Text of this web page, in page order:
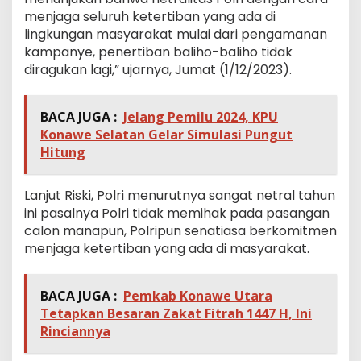
menjaga seluruh ketertiban yang ada di
lingkungan masyarakat mulai dari pengamanan
kampanye, penertiban baliho-baliho tidak
diragukan lagi,” ujarnya, Jumat (1/12/2023).
BACA JUGA : Jelang Pemilu 2024, KPU
Konawe Selatan Gelar Simulasi Pungut
Hitung
Lanjut Riski, Polri menurutnya sangat netral tahun
ini pasalnya Polri tidak memihak pada pasangan
calon manapun, Polripun senatiasa berkomitmen
menjaga ketertiban yang ada di masyarakat.
BACA JUGA : Pemkab Konawe Utara
Tetapkan Besaran Zakat Fitrah 1447 H, Ini
Rinciannya